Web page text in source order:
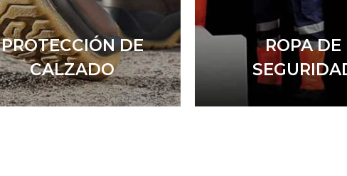
PROTECCIÓN DE
CALZADO
ROPA DE